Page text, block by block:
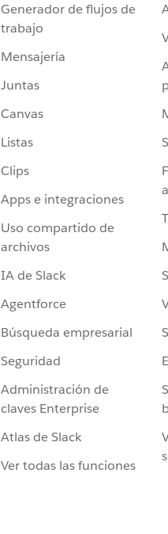
Generador de flujos de
trabajo
Mensajería
Juntas
Canvas
Listas
Clips
Apps e integraciones
Uso compartido de
archivos
IA de Slack
Agentforce
Búsqueda empresarial
Seguridad
Administración de
claves Enterprise
Atlas de Slack
Ver todas las funciones